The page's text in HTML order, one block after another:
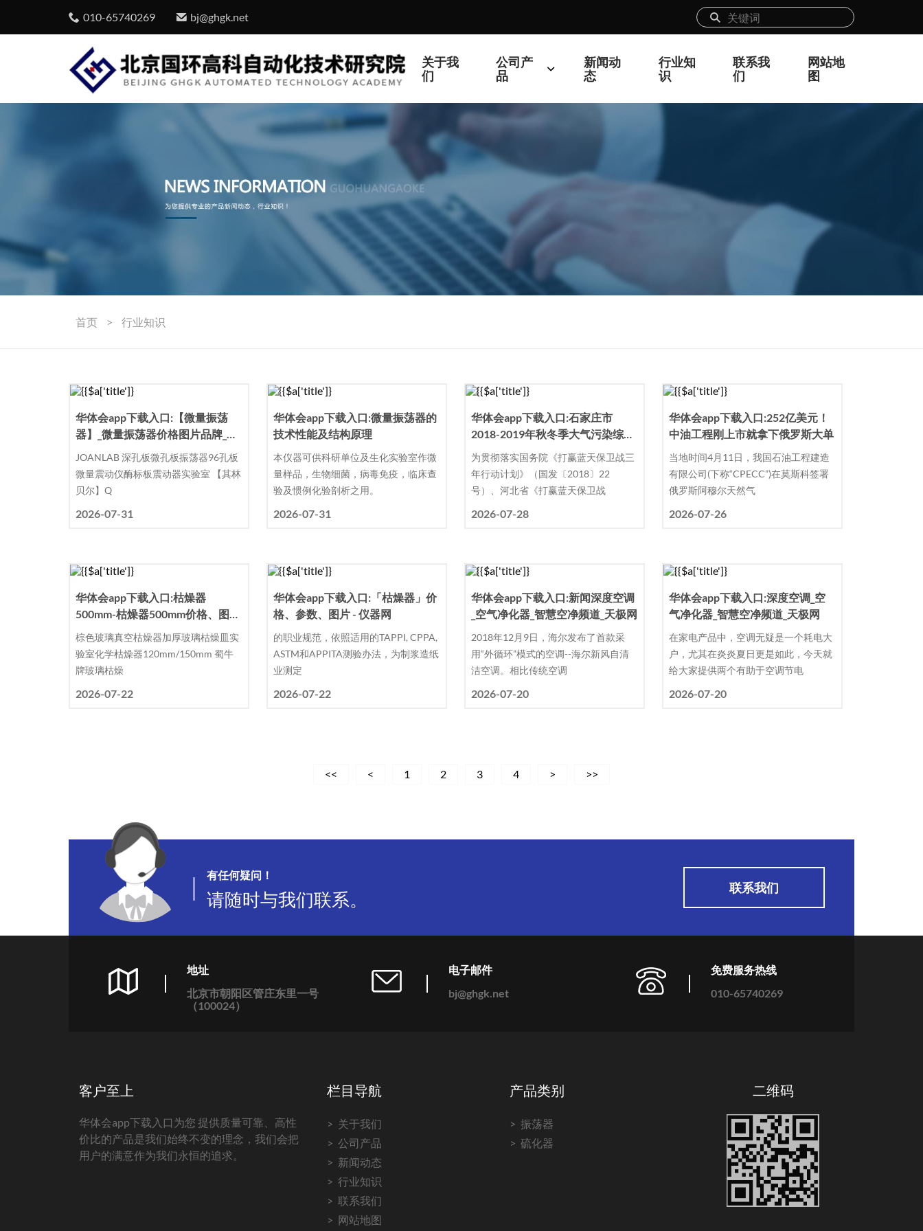
010-65740269 bj@ghgk.net
关于我
们
公司产
品
新闻动
态
行业知
识
联系我
们
网站地
图
首页 > 行业知识
华体会app下载入口:【微量振荡
器】_微量振荡器价格图片品牌_批
发厂家 - 阿里巴巴
JOANLAB 深孔板微孔板振荡器96孔板
微量震动仪酶标板震动器实验室 【其林
贝尔】Q
2026-07-31
华体会app下载入口:微量振荡器的
技术性能及结构原理
本仪器可供科研单位及生化实验室作微
量样品，生物细菌，病毒免疫，临床查
验及惯例化验剖析之用。
2026-07-31
华体会app下载入口:石家庄市
2018-2019年秋冬季大气污染综合
治理攻坚行动方案内容是什么？
为贯彻落实国务院《打赢蓝天保卫战三
年行动计划》（国发〔2018〕22
号）、河北省《打赢蓝天保卫战
2026-07-28
华体会app下载入口:252亿美元！
中油工程刚上市就拿下俄罗斯大单
当地时间4月11日，我国石油工程建造
有限公司(下称“CPECC”)在莫斯科签署
俄罗斯阿穆尔天然气
2026-07-26
华体会app下载入口:枯燥器
500mm-枯燥器500mm价格、图
片、排行 - 阿里巴巴
棕色玻璃真空枯燥器加厚玻璃枯燥皿实
验室化学枯燥器120mm/150mm 蜀牛
牌玻璃枯燥
2026-07-22
华体会app下载入口:「枯燥器」价
格、参数、图片 - 仪器网
的职业规范，依照适用的TAPPI, CPPA,
ASTM和APPITA测验办法，为制浆造纸
业测定
2026-07-22
华体会app下载入口:新闻深度空调
_空气净化器_智慧空净频道_天极网
2018年12月9日，海尔发布了首款采
用“外循环”模式的空调--海尔新风自清
洁空调。相比传统空调
2026-07-20
华体会app下载入口:深度空调_空
气净化器_智慧空净频道_天极网
在家电产品中，空调无疑是一个耗电大
户，尤其在炎炎夏日更是如此，今天就
给大家提供两个有助于空调节电
2026-07-20
<< < 1 2 3 4 > >>
有任何疑问！
请随时与我们联系。
联系我们
地址
北京市朝阳区管庄东里一号
（100024）
电子邮件
bj@ghgk.net
免费服务热线
010-65740269
客户至上
华体会app下载入口为您 提供质量可靠、高性
价比的产品是我们始终不变的理念，我们会把
用户的满意作为我们永恒的追求。
栏目导航
关于我们
公司产品
新闻动态
行业知识
联系我们
网站地图
产品类别
振荡器
硫化器
二维码